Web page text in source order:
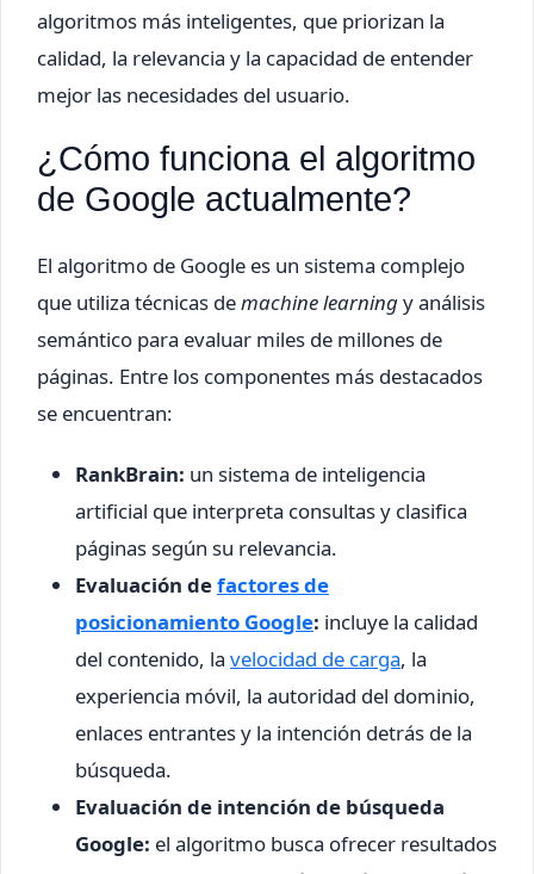
algoritmos más inteligentes, que priorizan la
calidad, la relevancia y la capacidad de entender
mejor las necesidades del usuario.
¿Cómo funciona el algoritmo
de Google actualmente?
El algoritmo de Google es un sistema complejo
que utiliza técnicas demachine learningy análisis
semántico para evaluar miles de millones de
páginas. Entre los componentes más destacados
se encuentran:
RankBrain: un sistema de inteligencia
artificial que interpreta consultas y clasifica
páginas según su relevancia.
Evaluación defactores de
posicionamiento Google: incluye la calidad
del contenido, la velocidad de carga, la
experiencia móvil, la autoridad del dominio,
enlaces entrantes y la intención detrás de la
búsqueda.
Evaluación de intención de búsqueda
Google: el algoritmo busca ofrecer resultados